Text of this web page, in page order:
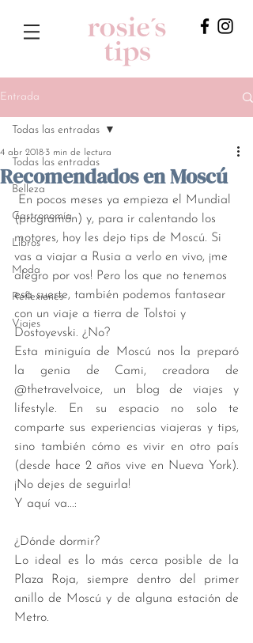
Entrada
Todas las entradas
Belleza
Gastronomía
Libros
Moda
Reflexiones
Viajes
Todas las entradas
Recomendados en Moscú
4 abr 2018 3 min de lectura
(programón) y, para ir calentando los
motores, hoy les dejo tips de Moscú. Si
vas a viajar a Rusia a verlo en vivo, ¡me
alegro por vos! Pero los que no tenemos
esa suerte, también podemos fantasear
con un viaje a tierra de Tolstoi y
Dostoyevski. ¿No?
Esta miniguía de Moscú nos la preparó
la genia de Cami, creadora de
@thetravelvoice, un blog de viajes y
lifestyle. En su espacio no solo te
comparte sus experiencias viajeras y tips,
sino también cómo es vivir en otro país
(desde hace 2 años vive en Nueva York).
¡No dejes de seguirla!
Y aquí va...:
¿Dónde dormir?
Lo ideal es lo más cerca posible de la
Plaza Roja, siempre dentro del primer
anillo de Moscú y de alguna estación de
Metro.